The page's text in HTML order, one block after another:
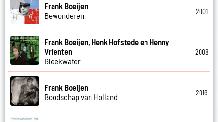
Frank Boeijen
Bewonderen
2001
Frank Boeijen, Henk Hofstede en Henny
Vrienten
Bleekwater
2008
Frank Boeijen
Boodschap van Holland
2016